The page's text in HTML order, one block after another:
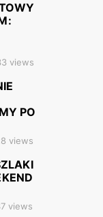
views
PO
views
views